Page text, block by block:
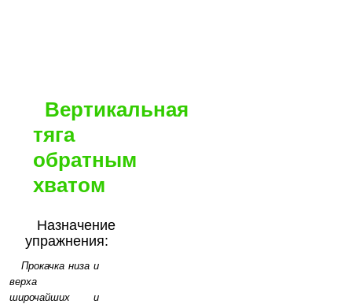
Вертикальная
тяга
обратным
хватом
Назначение
упражнения:
Прокачка низа и
верха
широчайших и